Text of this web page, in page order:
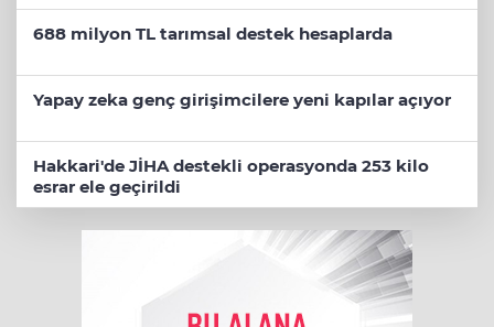
688 milyon TL tarımsal destek hesaplarda
Yapay zeka genç girişimcilere yeni kapılar açıyor
Hakkari'de JİHA destekli operasyonda 253 kilo
esrar ele geçirildi